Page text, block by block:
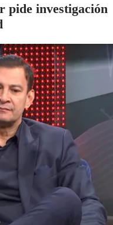
pide investigación